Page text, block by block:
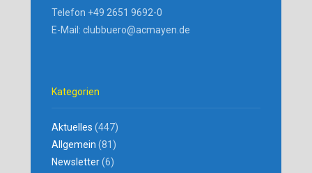
Telefon +49 2651 9692-0
E-Mail: clubbuero@acmayen.de
Kategorien
Aktuelles (447)
Allgemein (81)
Newsletter(6)